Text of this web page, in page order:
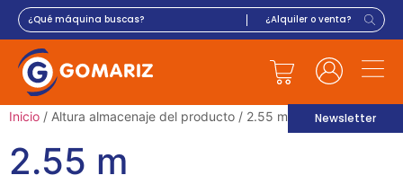
Newsletter
Inicio / Altura almacenaje del producto / 2.55 m
2.55 m